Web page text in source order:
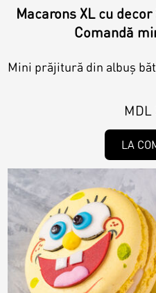
Macarons XL cu
Comandă
Mini prăjitură din albuș
MDL
LA